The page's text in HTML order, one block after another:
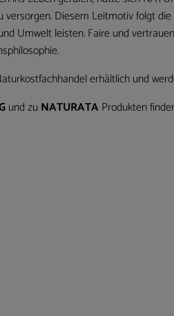
Diesem Leitmotiv folgt
Umwelt leisten. Faire und
erhältlich und
und zuNATURATAProdukten